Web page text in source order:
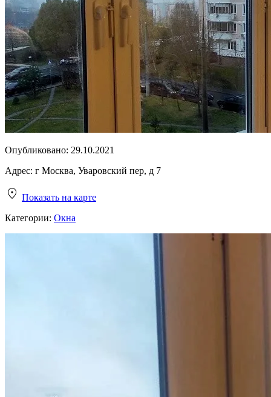
Опубликовано: 29.10.2021
Адрес: г Москва, Уваровский пер, д 7
Показать на карте
Категории: Окна